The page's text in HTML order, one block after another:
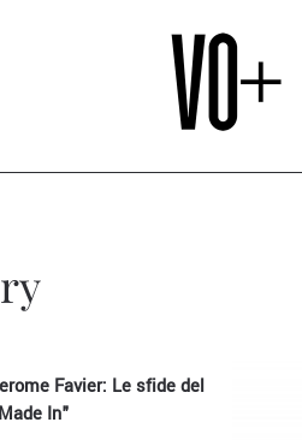
Favier: Le sfide del
In"